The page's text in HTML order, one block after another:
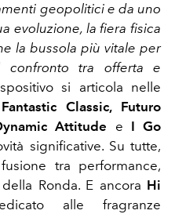
geopolitici e da uno
evoluzione, la fiera fisica
la bussola più vitale per
confronto tra offerta e
si articola nelle
Fantastic Classic, Futuro
Attitude e I Go
significative. Su tutte,
tra performance,
Ronda. E ancora Hi
alle fragranze